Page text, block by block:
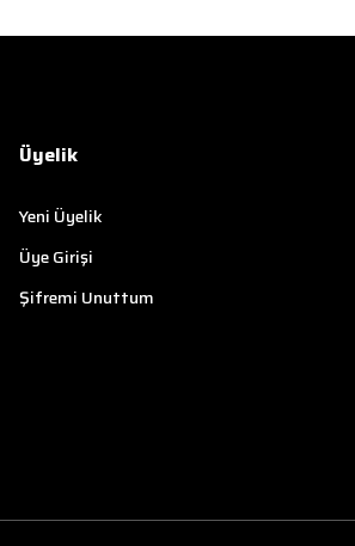
Üyelik
Yeni Üyelik
Üye Girişi
Şifremi Unuttum